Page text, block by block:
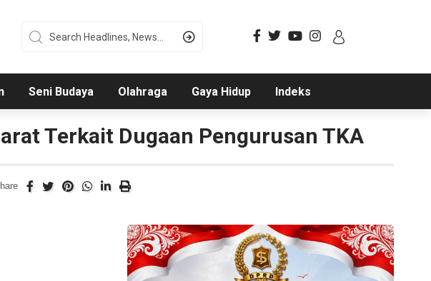
Seni Budaya Olahraga Gaya Hidup Indeks
Terkait Dugaan Pengurusan TKA